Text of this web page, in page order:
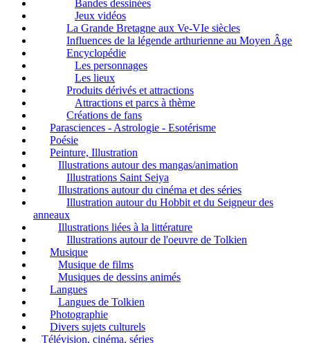
Bandes dessinées
Jeux vidéos
La Grande Bretagne aux Ve-VIe siècles
Influences de la légende arthurienne au Moyen Âge
Encyclopédie
Les personnages
Les lieux
Produits dérivés et attractions
Attractions et parcs à thème
Créations de fans
Parasciences - Astrologie - Esotérisme
Poésie
Peinture, Illustration
Illustrations autour des mangas/animation
Illustrations Saint Seiya
Illustrations autour du cinéma et des séries
Illustration autour du Hobbit et du Seigneur des
anneaux
Illustrations liées à la littérature
Illustrations autour de l'oeuvre de Tolkien
Musique
Musique de films
Musiques de dessins animés
Langues
Langues de Tolkien
Photographie
Divers sujets culturels
Télévision, cinéma, séries